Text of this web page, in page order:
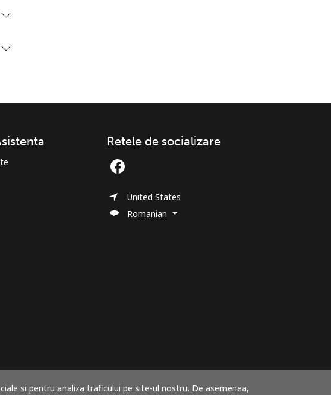
→
si pentru analiza traficului pe site-ul nostru. De asemenea,
Retele de socializare
United States
Romanian